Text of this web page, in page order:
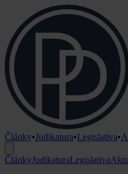
Články•Judikatura•Legislativa•
ČlánkyJudikaturaLegislativa